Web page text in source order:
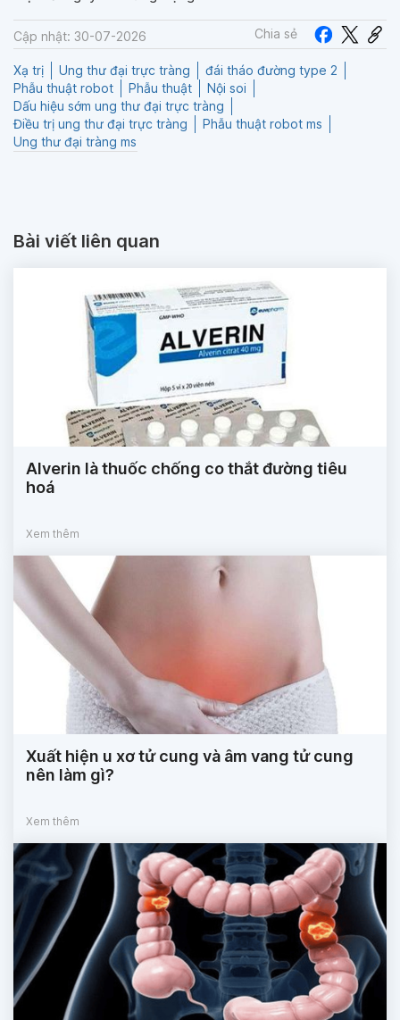
Cập nhật: 30-07-2026 Chia sẻ
Xạ trị Ung thư đại trực tràng
đái tháo đường type 2
Phẫu thuật robot
Phẫu thuật
Nội soi
Dấu hiệu sớm ung thư đại trực tràng
Điều trị ung thư đại trực tràng
Phẫu thuật robot ms
Ung thư đại tràng ms
Bài viết liên quan
Alverin là thuốc chống co thắt đường tiêu
hoá
Xem thêm
Xuất hiện u xơ tử cung và âm vang tử cung
nên làm gì?
Xem thêm